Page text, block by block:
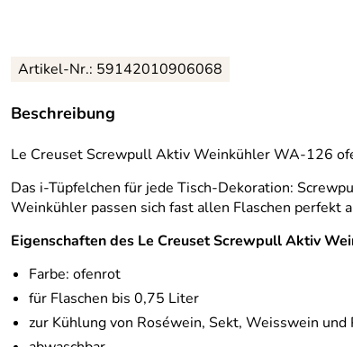
Artikel-Nr.: 59142010906068
Beschreibung
Le Creuset Screwpull Aktiv Weinkühler WA-126
Das i-Tüpfelchen für jede Tisch-Dekoration:
Weinkühler passen sich fast allen Flaschen perfekt
Eigenschaften des Le Creuset Screwpull Aktiv
Farbe: ofenrot
für Flaschen bis 0,75 Liter
zur Kühlung von Roséwein, Sekt, Weisswein und